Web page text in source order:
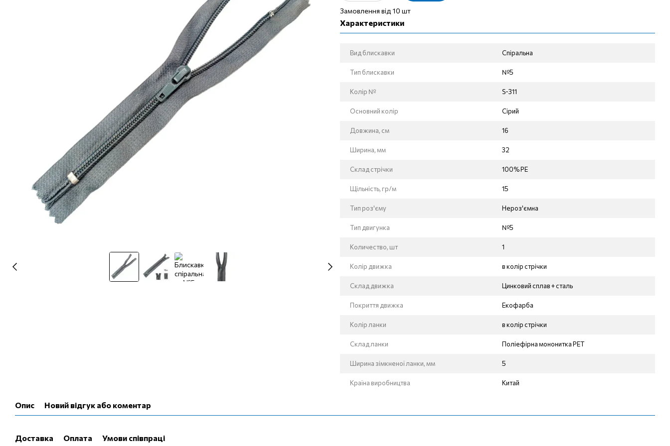
Замовлення від 10 шт
Характеристики
Вид блискавки Спіральна
Тип блискавки №5
Колір № S-311
Основний колір Сірий
Довжина, см 16
Ширина, мм 32
Склад стрічки 100% PE
Щільність, гр/м 15
Тип роз'єму Нероз'ємна
Тип двигунка №5
Количество, шт 1
Колір движка в колір стрічки
Склад движка Цинковий сплав + сталь
Покриття движка Екофарба
Колір ланки в колір стрічки
Склад ланки Поліефірна мононитка РЕТ
Ширина зімкненої ланки, мм 5
Країна виробництва Китай
Опис Новий відгук або коментар
Доставка Оплата Умови співпраці